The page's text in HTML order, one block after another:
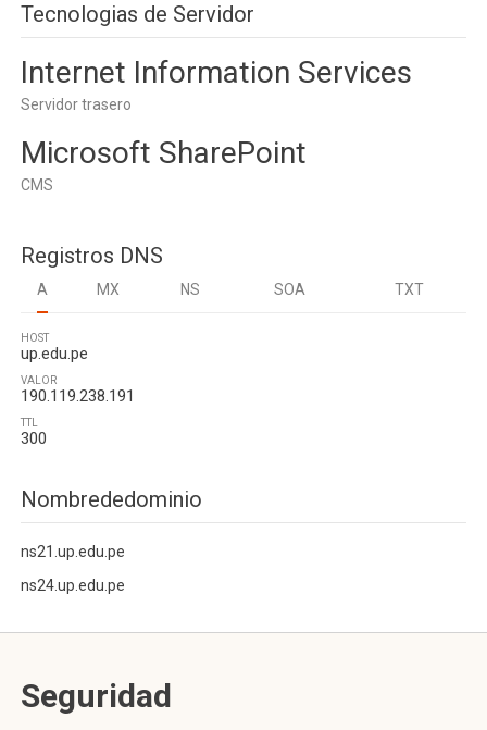
Tecnologias de Servidor
Internet Information Services
Servidor trasero
Microsoft SharePoint
CMS
Registros DNS
A MX NS SOA TXT
HOST
up.edu.pe
VALOR
190.119.238.191
TTL
300
Nombrededominio
ns21.up.edu.pe
ns24.up.edu.pe
Seguridad